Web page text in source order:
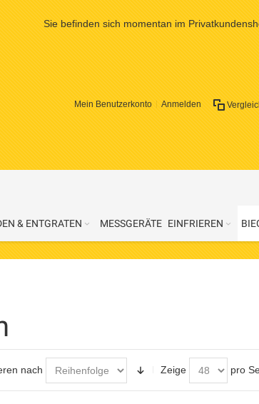
Sie befinden sich momentan im
Mein Benutzerkonto Anmelden
& ENTGRATEN MESSGERÄTE EINFRIEREN
nach Zeige pro